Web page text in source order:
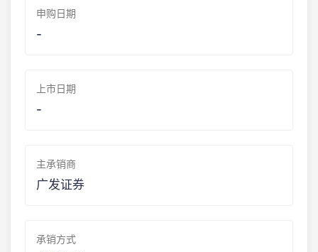
申购日期
-
上市日期
-
主承销商
广发证券
承销方式